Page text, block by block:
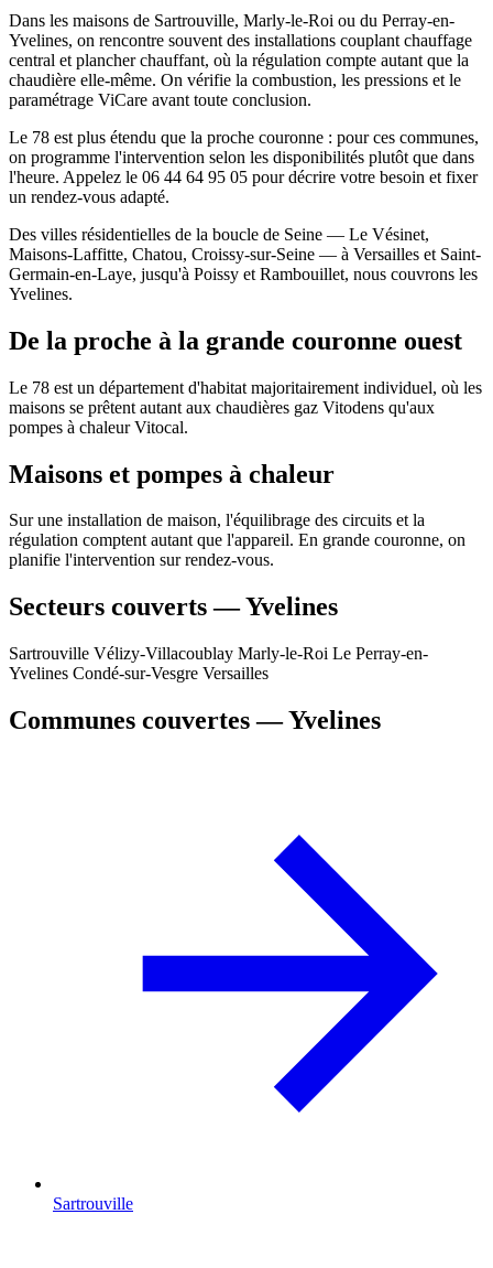
Dans les maisons de Sartrouville, Marly-le-Roi ou du Perray-en-
Yvelines, on rencontre souvent des installations couplant chauffage
central et plancher chauffant, où la régulation compte autant que la
chaudière elle-même. On vérifie la combustion, les pressions et le
paramétrage ViCare avant toute conclusion.
Le 78 est plus étendu que la proche couronne : pour ces communes,
on programme l'intervention selon les disponibilités plutôt que dans
l'heure. Appelez le 06 44 64 95 05 pour décrire votre besoin et fixer
un rendez-vous adapté.
Des villes résidentielles de la boucle de Seine — Le Vésinet,
Maisons-Laffitte, Chatou, Croissy-sur-Seine — à Versailles et Saint-
Germain-en-Laye, jusqu'à Poissy et Rambouillet, nous couvrons les
Yvelines.
De la proche à la grande couronne ouest
Le 78 est un département d'habitat majoritairement individuel, où les
maisons se prêtent autant aux chaudières gaz Vitodens qu'aux
pompes à chaleur Vitocal.
Maisons et pompes à chaleur
Sur une installation de maison, l'équilibrage des circuits et la
régulation comptent autant que l'appareil. En grande couronne, on
planifie l'intervention sur rendez-vous.
Secteurs couverts — Yvelines
Sartrouville Vélizy-Villacoublay Marly-le-Roi Le Perray-en-
Yvelines Condé-sur-Vesgre Versailles
Communes couvertes — Yvelines
Sartrouville